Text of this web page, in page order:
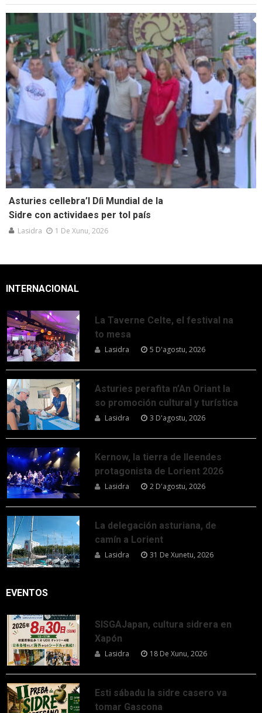
Asturies cellebra’l Díi Mundial de la
Sidre con actividaes per tol país
Lasidra 1 De Xunu, 2026
INTERNACIONAL
La Taverne Celte, el festival na
to mesa
Lasidra 5 D'agostu, 2026
Asturies perafita n’An Oriant la
so promoción cultural y turística
Lasidra 3 D'agostu, 2026
Kernow, la tierra de lleendes
protagonista de Lorient 2026
Lasidra 2 D'agostu, 2026
La delegación asturiana, de
camín a Lorient
Lasidra 31 De Xunetu, 2026
EVENTOS
SISGAJapan, cultura sidrera en
Xapón
Lasidra 18 De Xunu, 2026
Esti sábadu la sidre casero va
tomar Gascona